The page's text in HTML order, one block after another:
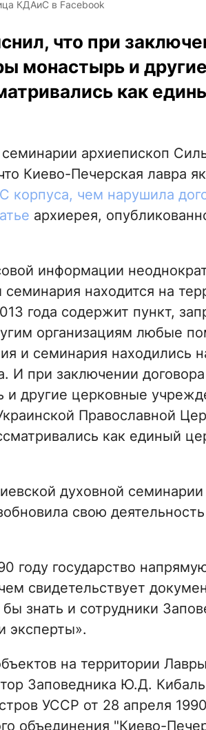
КДАиС в Facebook
что при
монастырь и другие
как
архиепископ
Киево-Печерская лавра
корпуса, чем нарушила
архиерея,
информации
находится на
года содержит пункт,
организациям любые
и семинария находились
И при заключении
и другие церковные
Православной
как единый
духовной семинарии
свою
году государство
свидетельствует
знать и сотрудники
эксперты».
на территории
Заповедника Ю.Д.
УССР от 28 апреля
объединения "Киево-